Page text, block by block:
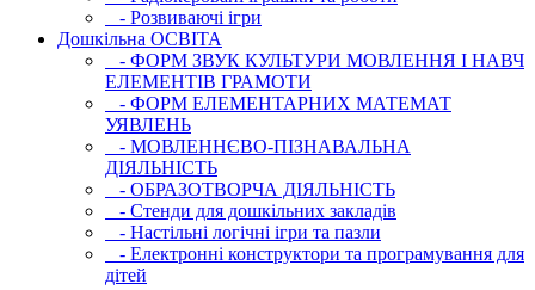
- Розвиваючі ігри
Дошкільна ОСВIТА
- ФОРМ ЗВУК КУЛЬТУРИ МОВЛЕННЯ І НАВЧ
ЕЛЕМЕНТІВ ГРАМОТИ
- ФОРМ ЕЛЕМЕНТАРНИХ МАТЕМАТ
УЯВЛЕНЬ
- МОВЛЕННЄВО-ПІЗНАВАЛЬНА
ДІЯЛЬНІСТЬ
- ОБРАЗОТВОРЧА ДІЯЛЬНІСТЬ
- Стенди для дошкільних закладів
- Настільні логічні ігри та пазли
- Електронні конструктори та програмування для
дітей